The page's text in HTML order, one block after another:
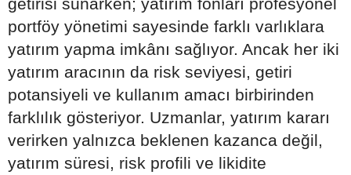
portföy yönetimi sayesinde farklı varlıklara
yatırım yapma imkânı sağlıyor. Ancak her iki
yatırım aracının da risk seviyesi, getiri
potansiyeli ve kullanım amacı birbirinden
farklılık gösteriyor. Uzmanlar, yatırım kararı
verirken yalnızca beklenen kazanca değil,
yatırım süresi, risk profili ve likidite